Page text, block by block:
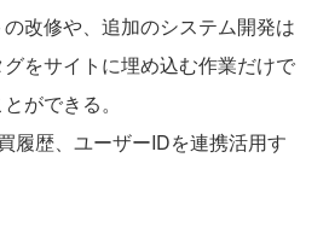
改修や、追加のシステム開発は
をサイトに埋め込む作業だけで
ができる。
履歴、ユーザーIDを連携活用す